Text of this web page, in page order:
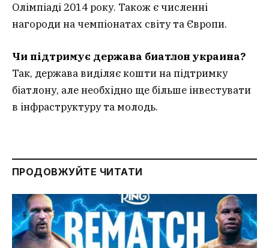
Олімпіаді 2014 року. Також є численні
нагороди на чемпіонатах світу та Європи.
Чи підтримує держава биатлон украина?
Так, держава виділяє кошти на підтримку
біатлону, але необхідно ще більше інвестувати
в інфраструктуру та молодь.
ПРОДОВЖУЙТЕ ЧИТАТИ